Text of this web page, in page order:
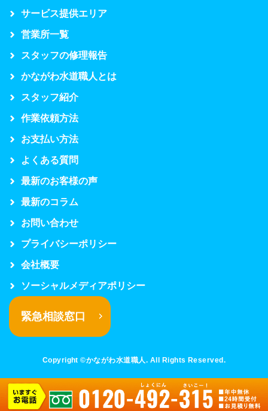
サービス提供エリア
営業所一覧
スタッフの修理報告
かながわ水道職人とは
スタッフ紹介
作業依頼方法
お支払い方法
よくある質問
最新のお客様の声
最新のコラム
お問い合わせ
プライバシーポリシー
会社概要
ソーシャルメディアポリシー
緊急相談窓口
Copyright ©かながわ水道職人. All Rights Reserved.